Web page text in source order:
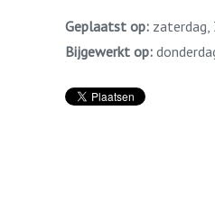
Geplaatst op: zaterdag,
Bijgewerkt op: